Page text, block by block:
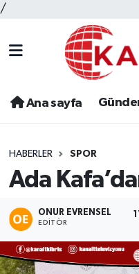
/
Ana sayfa
HABERLER SPOR
Ada
ONUR EVRENSEL
EDITÖR